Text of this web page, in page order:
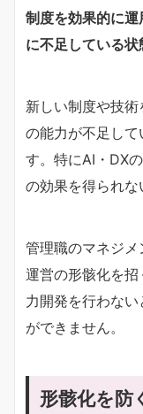
制度を効果的に
に不足している状
新しい制度や技
の能力が不足して
す。特にAI・DX
の効果を得られな
管理職のマネジ
運営の形骸化を
力開発を行わな
ができません。
形骸化を防